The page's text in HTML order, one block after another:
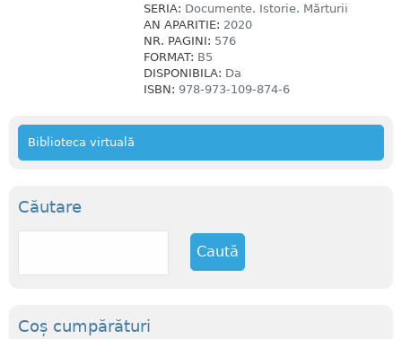
SERIA: Documente. Istorie. Mărturii
AN APARITIE: 2020
NR. PAGINI: 576
FORMAT: B5
DISPONIBILA: Da
ISBN: 978-973-109-874-6
Biblioteca virtuală
Căutare
C
Coș cumpărături